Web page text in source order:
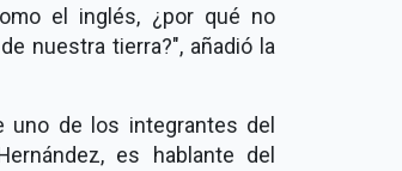
el inglés, ¿por qué no
nuestra tierra?", añadió la
uno de los integrantes del
es hablante del